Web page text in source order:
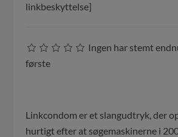
linkbeskyttelse]
Ingen har stemt
første
Linkcondom er et slangudtryk, der
hurtigt efter at søgemaskinerne i